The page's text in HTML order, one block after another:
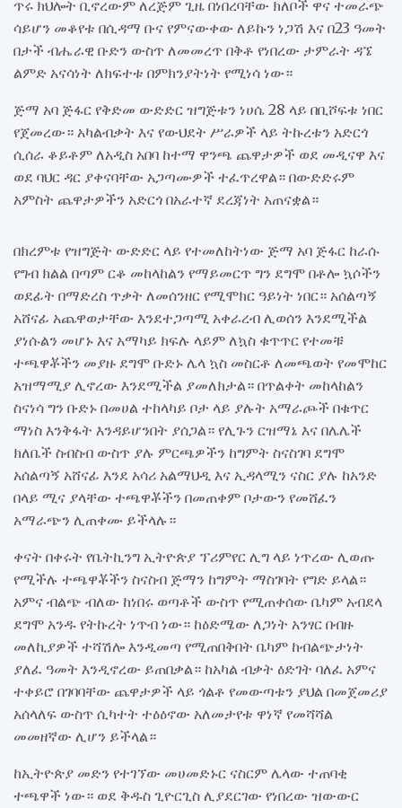
ጥሩ ክህሎት ቢኖረውም ለረጅም ጊዜ በነበረባቸው ክለቦች ዋና ተመራጭ
ሳይሆን መቆየቱ በሲዳማ ቡና የምናውቀው ለይኩን ነጋሽ እና በ23 ዓመት
በታች ብሔራዊ ቡድን ውስጥ ለመመረጥ በቅቶ የነበረው ታምራት ዳኜ
ልምድ አናሳነት ለክፍተቱ በምክንያትነት የሚነሳ ነው።
ጅማ አባ ጅፋር የቅድመ ውድድር ዝግጅቱን ነሀሴ 28 ላይ በቢሾፍቱ ነበር
የጀመረው። አካልብቃት እና የውህደት ሥራዎች ላይ ትኩረቱን አድርጎ
ሲሰራ ቆይቶም ለአዲስ አበባ ከተማ ዋንጫ ጨዋታዎች ወደ መዲናዋ እና
ወደ ባህር ዳር ያቀናባቸው አጋጣሙዎች ተፈጥረዋል። በውድድሩም
አምስት ጨዋታዎችን አድርጎ በአራተኛ ደረጃነት አጠናቋል።
በክረምቱ የዝግጅት ውድድር ላይ የተመለከትነው ጅማ አባ ጅፋር ከራሱ
የግብ ክልል በጣም ርቆ መከላከልን የማይመርጥ ግን ደግሞ በቶሎ ኳሶችን
ወደፊት በማድረስ ጥቃት ለመሰንዘር የሚሞክር ዓይነት ነበር። አሰልጣኝ
አሸናፊ አጨዋወታቸው እንደተጋጣሚ አቀራረብ ሊወሰን እንደሚችል
ያነሱልን መሆኑ እና አማካይ ክፍሉ ላይም ለኳስ ቁጥጥር የተመቹ
ተጫዋቾችን መያዙ ደግሞ ቡድኑ ሌላ ኳስ መስርቶ ለመጫወት የመሞከር
አዝማሚያ ሊኖረው እንደሚችል ያመለክታል። በጥልቀት መከላከልን
ስናነሳ ግን ቡድኑ በመሀል ተከላካይ ቦታ ላይ ያሉት አማራጮች በቁጥር
ማነስ እንቅፋት እንዳይሆንበት ያሰጋል። የሊጉን ርዝማኔ እና በሌሌች
ክለቤች ስብስብ ውስጥ ያሉ ምርጫዎችን ከግምት ስናስገባ ደግሞ
አሰልጣኝ አሸናፊ እንደ አሳሪ አልማህዲ እና ኢዳላሚን ናስር ያሉ ከአንድ
በላይ ሚና ያላቸው ተጫዋቾችን በመጠቀም ቦታውን የመሸፈን
አማራጭን ሊጠቀሙ ይችላሉ።
ቀናት በቀሩት የቤትኪንግ ኢትዮጵያ ፕሪምየር ሊግ ላይ ነጥረው ሊወጡ
የሚችሉ ተጫዋቾችን ስናስብ ጅማን ከግምት ማስገባት የግድ ይላል።
አምና ብልጭ ብለው ከነበሩ ወጣቶች ውስጥ የሚጠቀሰው ቤካም አብደላ
ደግሞ አንዱ የትኩረት ነጥብ ነው። ከዕድሜው ለጋነት አንፃር በብዙ
መለኪያዎች ተሻሽሎ እንዲመጣ የሚጠበቅበት ቤካም ከብልጭታነት
ያለፈ ዓመት እንዲኖረው ይጠበቃል። ከአካል ብቃት ዕድገት ባለፈ አምና
ተቀይሮ በገባባቸው ጨዋታዎች ላይ ጎልቶ የመውጣቱን ያህል በመጀመሪያ
አሰላለፍ ውስጥ ሲካተት ተዕዕኖው አለመታየቱ ዋነኛ የመሻሻል
መመዘኛው ሊሆን ይችላል።
ከኢትዮጵያ መድን የተገኘው መሀመድኑር ናስርም ሌላው ተጠባቂ
ተጫዋች ነው። ወደ ቅዱስ ጊዮርጊስ ሊያደርገው የነበረው ዝውውር